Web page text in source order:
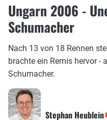
Ungarn 2006 -
Schumacher
Nach 13 von 18 Rennen
brachte ein Remis hervor -
Schumacher.
Stephan Heublein